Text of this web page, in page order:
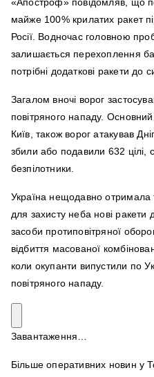
майже 100% крилатих ракет
Росії. Водночас головною
залишається перехоплення
потрібні додаткові ракети до
Загалом вночі ворог
повітряного нападу.
Київ, також ворог атакував
збили або подавили 632 цілі,
безпілотники.
Україна нещодавно отримала
для захисту неба нові
засоби протиповітряної
відбиття масованої
коли окупанти випустили по
повітряного нападу.
Завантаження…
Більше оперативних новин у